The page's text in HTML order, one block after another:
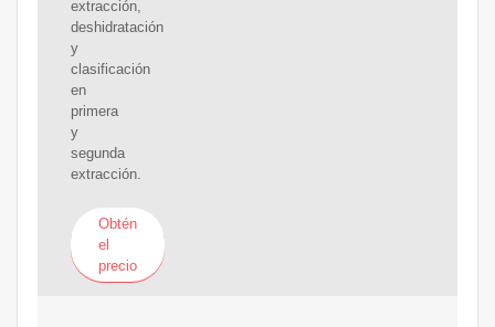
extracción,
deshidratación
y
clasificación
en
primera
y
segunda
extracción.
Obtén
el
precio